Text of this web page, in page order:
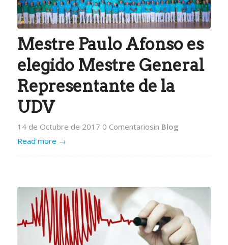
Mestre Paulo Afonso es
elegido Mestre General
Representante de la
UDV
14 de Octubre de 2017 0 Comentariosin Blog
Read more →